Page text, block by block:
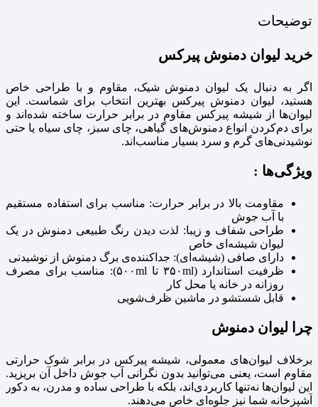
توضیحات
خرید لیوان دمنوش پیرکس
اگر به دنبال یک لیوان دمنوش شیک، مقاوم و با طراحی خاص
هستید، لیوان دمنوش پیرکس بهترین انتخاب برای شماست. این
لیوان‌ها از شیشه پیرکس مقاوم در برابر حرارت ساخته شده‌اند و
برای دم‌کردن انواع دمنوش‌های گیاهی، چای سبز، چای سیاه یا حتی
نوشیدنی‌های گرم و سرد بسیار مناسب‌اند.
ویژگی‌ها :
مقاومت بالا در برابر حرارت: مناسب برای استفاده مستقیم
با آب جوش
طراحی شفاف و زیبا: لذت دیدن رنگ طبیعی دمنوش در یک
لیوان شیشه‌ای خاص
دارای صافی (شیشه‌ای): جداکننده‌ی برگ دمنوش از نوشیدنی
ظرفیت استاندارد (۳۵۰ml تا ۵۰۰ml): مناسب برای مصرف
روزانه در خانه یا محل کار
قابل شستشو در ماشین ظرف‌شویی
چرا لیوان دمنوش
برخلاف لیوان‌های معمولی، شیشه پیرکس در برابر شوک حرارتی
مقاوم است، یعنی می‌توانید بدون نگرانی آب جوش داخل آن بریزید.
این لیوان‌ها نه‌تنها کاربردی‌اند، بلکه با طراحی ساده و مدرن، به دکور
آشپزخانه شما نیز جلوه‌ای خاص می‌دهند.